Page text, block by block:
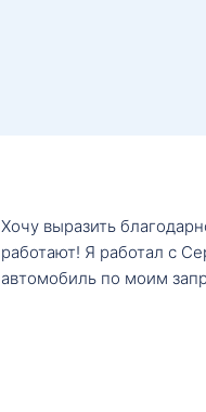
Хочу выразить
работают! Я работал с
автомобиль по моим